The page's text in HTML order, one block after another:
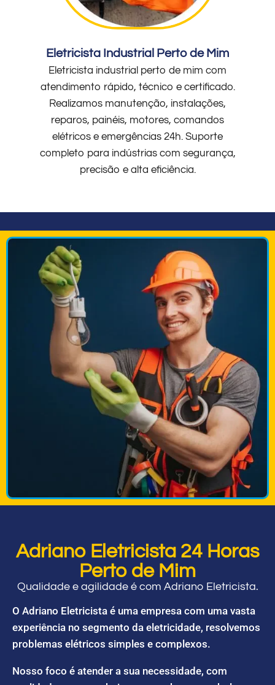
Eletricista Industrial Perto de Mim
Eletricista industrial perto de mim com
atendimento rápido, técnico e certificado.
Realizamos manutenção, instalações,
reparos, painéis, motores, comandos
elétricos e emergências 24h. Suporte
completo para indústrias com segurança,
precisão e alta eficiência.
Adriano Eletricista 24 Horas
Perto de Mim
Qualidade e agilidade é com Adriano Eletricista.
O Adriano Eletricista é uma empresa com uma vasta
experiência no segmento da eletricidade, resolvemos
problemas elétricos simples e complexos.
Nosso foco é atender a sua necessidade, com